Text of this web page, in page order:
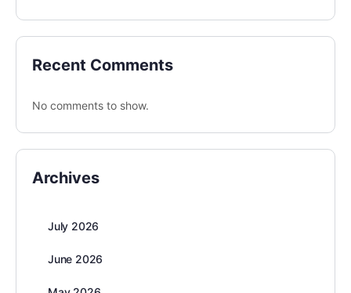
Recent Comments
No comments to show.
Archives
July 2026
June 2026